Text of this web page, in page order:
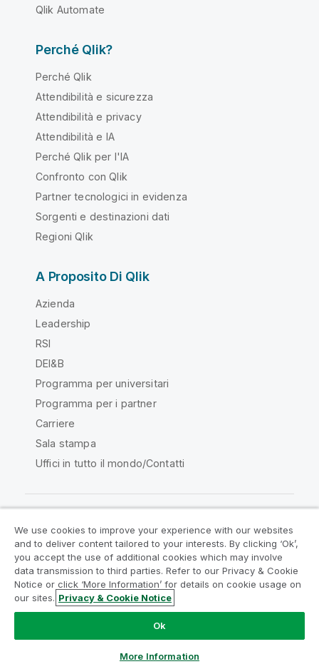
Qlik Automate
Perché Qlik?
Perché Qlik
Attendibilità e sicurezza
Attendibilità e privacy
Attendibilità e IA
Perché Qlik per l'IA
Confronto con Qlik
Partner tecnologici in evidenza
Sorgenti e destinazioni dati
Regioni Qlik
A Proposito Di Qlik
Azienda
Leadership
RSI
DEI&B
Programma per universitari
Programma per i partner
Carriere
Sala stampa
Uffici in tutto il mondo/Contatti
Qlik Community
Contratti
Termini del prodotto
Legal Policies
Note Legali
Termini di utilizzo
Marchi
Do Not Share My Info
Copyright © 1993-2026 QlikTech International AB. Tutti i
We use cookies to improve your experience with our websites
and to deliver content tailored to your interests. By clicking ‘Ok’,
you accept the use of additional cookies which may involve
data transmission to third parties. Refer to our Privacy & Cookie
Notice or click ‘More Information’ for details on cookie usage on
our sites. Privacy & Cookie Notice
Ok
More Information